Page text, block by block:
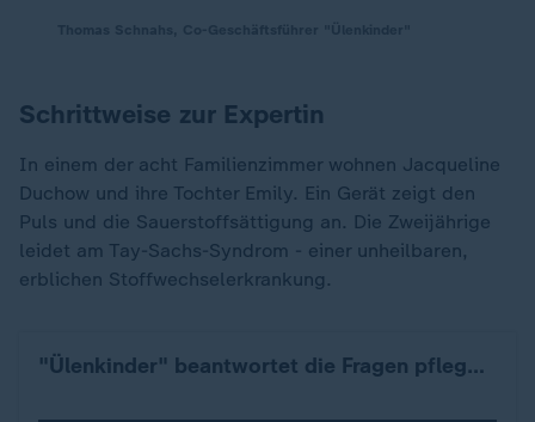
Schrittweise zur Expertin
In einem der acht Familienzimmer wohnen Jacqueline
Duchow und ihre Tochter Emily. Ein Gerät zeigt den
Puls und die Sauerstoffsättigung an. Die Zweijährige
leidet am Tay-Sachs-Syndrom - einer unheilbaren,
erblichen Stoffwechselerkrankung.
"Ülenkinder" beantwortet die Fragen pflegender Eltern